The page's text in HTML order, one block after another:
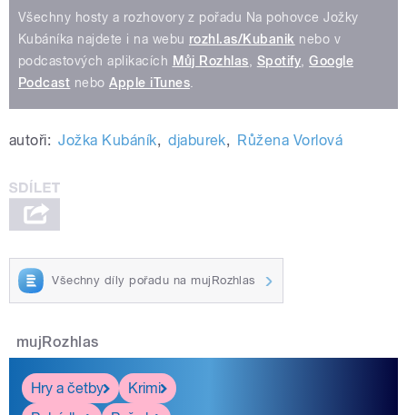
Všechny hosty a rozhovory z pořadu Na pohovce Jožky
Kubáníka najdete i na webu rozhl.as/Kubanik nebo v
podcastových aplikacích Můj Rozhlas, Spotify,Google
Podcast neboApple iTunes.
autoři: Jožka Kubáník, djaburek, Růžena Vorlová
Všechny díly pořadu na mujRozhlas
mujRozhlas
Hry a četby
Krimi